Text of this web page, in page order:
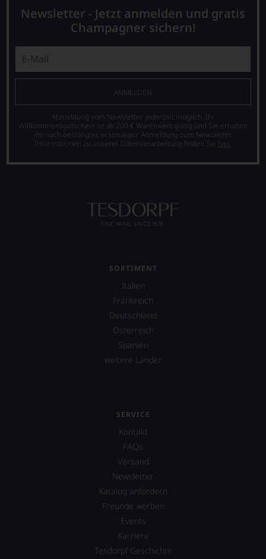
Newsletter - Jetzt anmelden und gratis
Champagner sichern!
ANMELDEN
Abmeldung vom Newsletter jederzeit möglich. Ihr
Willkommensgutschein ist ab 200 € Warenwert gültig und Sie erhalten
ihn nach bestätigter, erstmaliger Anmeldung zum Newsletter.
Informationen zu unserer Datenverarbeitung finden Sie hier.
SORTIMENT
Italien
Frankreich
Deutschland
Österreich
Spanien
weitere Länder
SERVICE
Kontakt
FAQs
Versand
Newsletter
Katalog anfordern
Freunde werben
Events
Karriere
Tesdorpf Geschichte